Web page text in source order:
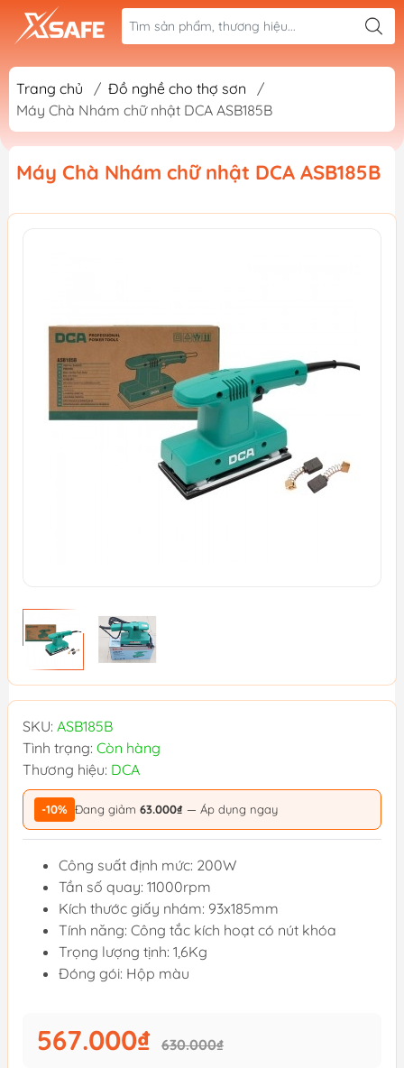
Trang chủ / Đồ nghề cho thợ sơn
/
Máy Chà Nhám chữ nhật DCA ASB185B
Máy Chà Nhám chữ nhật DCA ASB185B
SKU: ASB185B
Tình trạng: Còn hàng
Thương hiệu: DCA
-10% Đang giảm 63.000₫ — Áp dụng ngay
Công suất định mức: 200W
Tần số quay: 11000rpm
Kích thước giấy nhám: 93x185mm
Tính năng: Công tắc kích hoạt có nút khóa
Trọng lượng tịnh: 1,6Kg
Đóng gói: Hộp màu
567.000₫ 630.000₫